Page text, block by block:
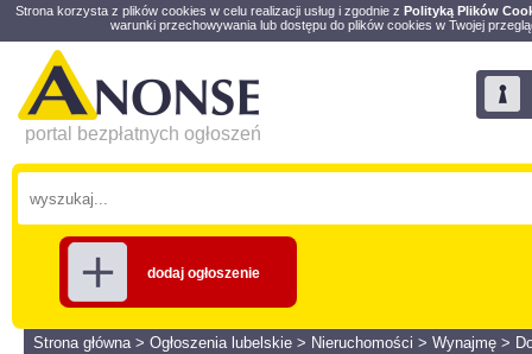
Strona korzysta z plików cookies w celu realizacji usług i zgodnie z Polityką Plików
warunki przechowywania lub dostępu do plików cookies w Twojej
portal bezpłatnych ogłoszeń
dodaj ogłoszenie
Strona główna> Ogłoszenia lubelskie > Nieruchomości > Wynajmę >